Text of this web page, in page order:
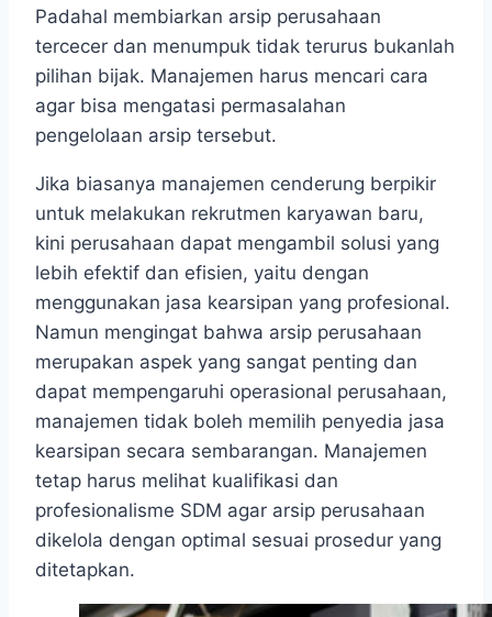
Padahal membiarkan arsip perusahaan
tercecer dan menumpuk tidak terurus bukanlah
pilihan bijak. Manajemen harus mencari cara
agar bisa mengatasi permasalahan
pengelolaan arsip tersebut.
Jika biasanya manajemen cenderung berpikir
untuk melakukan rekrutmen karyawan baru,
kini perusahaan dapat mengambil solusi yang
lebih efektif dan efisien, yaitu dengan
menggunakan jasa kearsipan yang profesional.
Namun mengingat bahwa arsip perusahaan
merupakan aspek yang sangat penting dan
dapat mempengaruhi operasional perusahaan,
manajemen tidak boleh memilih penyedia jasa
kearsipan secara sembarangan. Manajemen
tetap harus melihat kualifikasi dan
profesionalisme SDM agar arsip perusahaan
dikelola dengan optimal sesuai prosedur yang
ditetapkan.